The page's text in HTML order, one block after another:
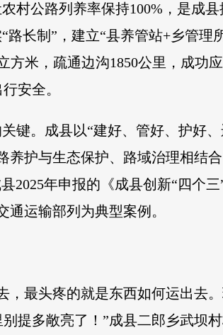
村公路列养率保持100%，是成
路长制”，建立“县养管站+乡管理
方米，疏通边沟1850公里，成功
安全。
键。成县以“建好、管好、护好
养护与生态保护、路域治理相结
2025年申报的《成县创新“四个
通运输部列为典型案例。
，最头疼的就是东西如何运出去
提多敞亮了！”成县二郎乡武坝